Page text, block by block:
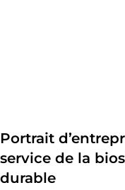
Portrait
service de la
durable